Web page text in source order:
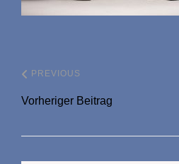
PREVIOUS
Vorheriger Beitrag